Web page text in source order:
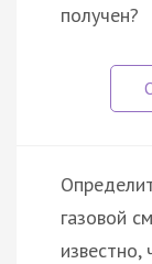
получен?
газовой